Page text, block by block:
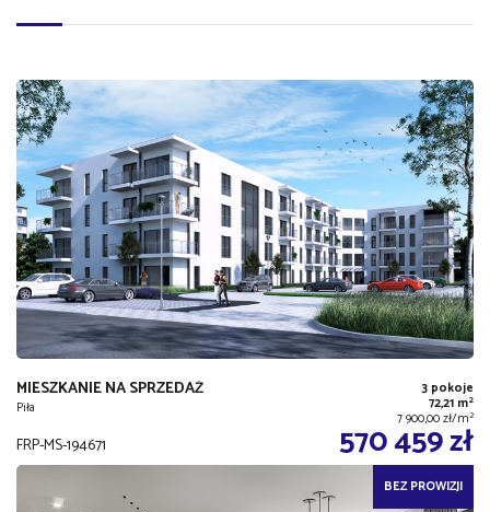
MIESZKANIE NA SPRZEDAŻ
Piła
3 pokoje
72,21 m2
7 900,00 zł/m2
FRP-MS-194671 570 459 zł
BEZ PROWIZJI